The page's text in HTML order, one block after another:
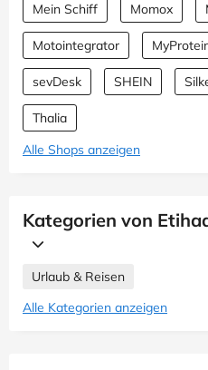
Mein Schiff Momox
Motointegrator
sevDesk SHEIN
Thalia
Alle Shops anzeigen
Kategorien von
Urlaub & Reisen
Alle Kategorien anzeigen